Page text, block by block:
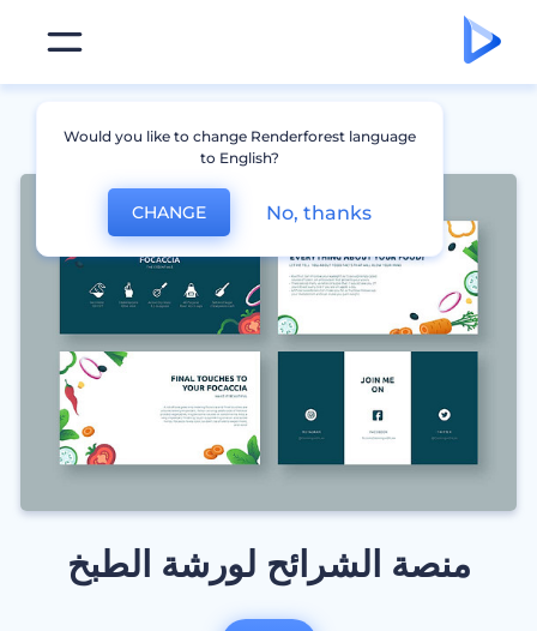
منصة الشرائح لورشة الطبخ
Would you like to change Renderforest language
to English?
CHANGE No, thanks